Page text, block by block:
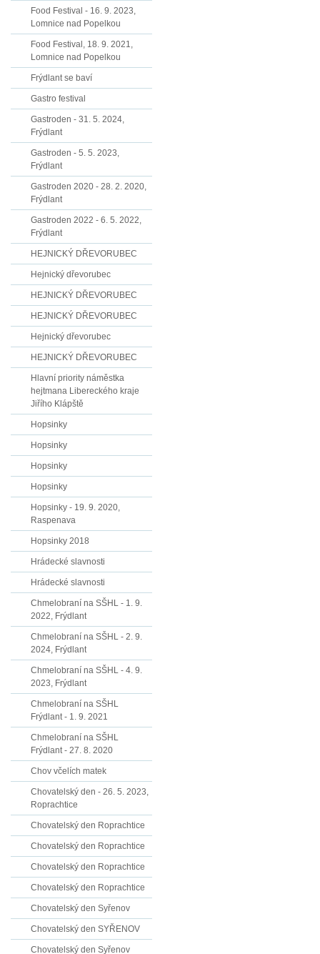
Food Festival - 16. 9. 2023,
Lomnice nad Popelkou
Food Festival, 18. 9. 2021,
Lomnice nad Popelkou
Frýdlant se baví
Gastro festival
Gastroden - 31. 5. 2024,
Frýdlant
Gastroden - 5. 5. 2023,
Frýdlant
Gastroden 2020 - 28. 2. 2020,
Frýdlant
Gastroden 2022 - 6. 5. 2022,
Frýdlant
HEJNICKÝ DŘEVORUBEC
Hejnický dřevorubec
HEJNICKÝ DŘEVORUBEC
HEJNICKÝ DŘEVORUBEC
Hejnický dřevorubec
HEJNICKÝ DŘEVORUBEC
Hlavní priority náměstka
hejtmana Libereckého kraje
Jiřího Klápště
Hopsinky
Hopsinky
Hopsinky
Hopsinky
Hopsinky - 19. 9. 2020,
Raspenava
Hopsinky 2018
Hrádecké slavnosti
Hrádecké slavnosti
Chmelobraní na SŠHL - 1. 9.
2022, Frýdlant
Chmelobraní na SŠHL - 2. 9.
2024, Frýdlant
Chmelobraní na SŠHL - 4. 9.
2023, Frýdlant
Chmelobraní na SŠHL
Frýdlant - 1. 9. 2021
Chmelobraní na SŠHL
Frýdlant - 27. 8. 2020
Chov včelích matek
Chovatelský den - 26. 5. 2023,
Roprachtice
Chovatelský den Roprachtice
Chovatelský den Roprachtice
Chovatelský den Roprachtice
Chovatelský den Roprachtice
Chovatelský den Syřenov
Chovatelský den SYŘENOV
Chovatelský den Syřenov